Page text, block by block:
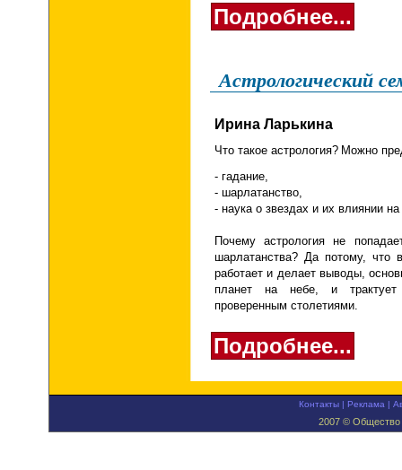
Подробнее...
Астрологический
Ирина Ларькина
Что такое астрология? Можно
- гадание,
- шарлатанство,
- наука о звездах и их влиянии
Почему астрология не
шарлатанства? Да потому, что
работает и делает выводы,
планет на небе, и трактует
проверенным столетиями.
Подробнее...
Контакты |Реклама |
2007 © Общество